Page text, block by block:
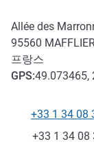
Allée des
95560
프랑스
GPS:49.073465,
전화
+33 1 34 08
팩스
+33 1 34 08